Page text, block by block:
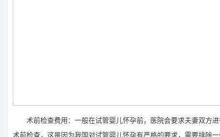
术前检查费用：一般在试管婴儿怀孕前，医院会要求夫妻双方进
术前检查，这是因为我国对试管婴儿怀孕有严格的要求，需要排除